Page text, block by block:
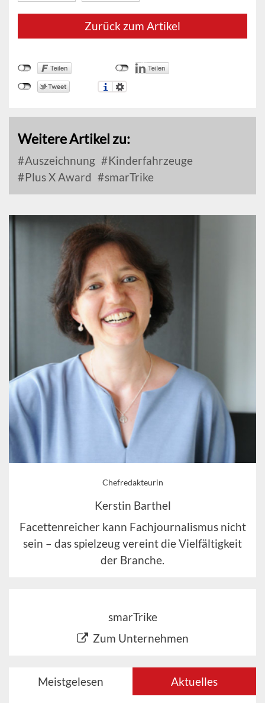
Zurück zum Artikel
Weitere Artikel zu:
Auszeichnung
Kinderfahrzeuge
Plus X Award
smarTrike
Chefredakteurin
Kerstin Barthel
Facettenreicher kann Fachjournalismus nicht
sein – das spielzeug vereint die Vielfältigkeit
der Branche.
smarTrike
Zum Unternehmen
Meistgelesen Aktuelles